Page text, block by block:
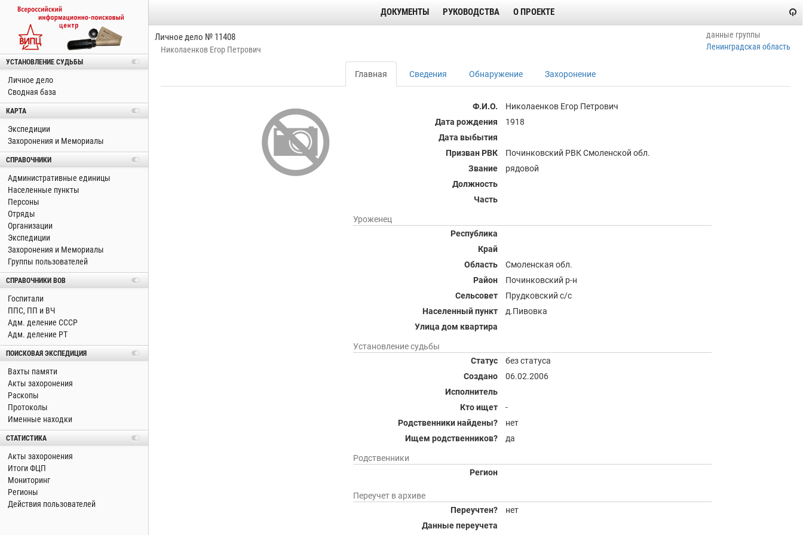
УСТАНОВЛЕНИЕ СУДЬБЫ
Личное дело
Сводная база
КАРТА
Экспедиции
Захоронения и Мемориалы
СПРАВОЧНИКИ
Административные единицы
Населенные пункты
Персоны
Отряды
Организации
Экспедиции
Захоронения и Мемориалы
Группы пользователей
СПРАВОЧНИКИ ВОВ
Госпитали
ППС, ПП и ВЧ
Адм. деление СССР
Адм. деление РТ
ПОИСКОВАЯ ЭКСПЕДИЦИЯ
Вахты памяти
Акты захоронения
Раскопы
Протоколы
Именные находки
СТАТИСТИКА
Акты захоронения
Итоги ФЦП
Мониторинг
Регионы
Действия пользователей
ДОКУМЕНТЫ РУКОВОДСТВА О ПРОЕКТЕ
Личное дело № 11408
Николаенков Егор Петрович
данные группы
Ленинградская область
Главная Сведения Обнаружение Захоронение
Ф.И.О.
Николаенков Егор Петрович
Дата рождения
1918
Дата выбытия
Призван РВК
Починковский РВК Смоленской обл.
Звание
рядовой
Должность
Часть
Уроженец
Республика
Край
Область
Смоленская обл.
Район
Починковский р-н
Сельсовет
Прудковский с/с
Населенный пункт
д.Пивовка
Улица дом квартира
Установление судьбы
Статус
без статуса
Создано
06.02.2006
Исполнитель
Кто ищет
-
Родственники найдены?
нет
Ищем родственников?
да
Родственники
Регион
Переучет в архиве
Переучтен?
нет
Данные переучета